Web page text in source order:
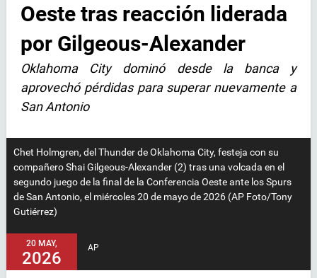
Oeste tras reacción liderada
por Gilgeous-Alexander
Oklahoma City dominó desde la banca y
aprovechó pérdidas para superar nuevamente a
San Antonio
Chet Holmgren, del Thunder de Oklahoma City, festeja con su
compañero Shai Gilgeous-Alexander (2) tras una volcada en el
segundo juego de la final de la Conferencia Oeste ante los Spurs
de San Antonio, el miércoles 20 de mayo de 2026 (AP Foto/Tony
Gutiérrez)
20 MAY,
2026
AP